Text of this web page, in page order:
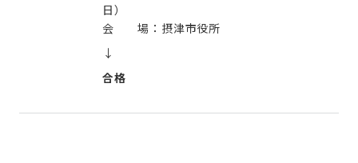
日）
会 場：摂津市役所
↓
合格